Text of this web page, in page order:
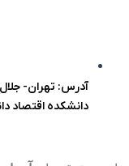
آدرس: تهران-
دانشکده اقتصاد